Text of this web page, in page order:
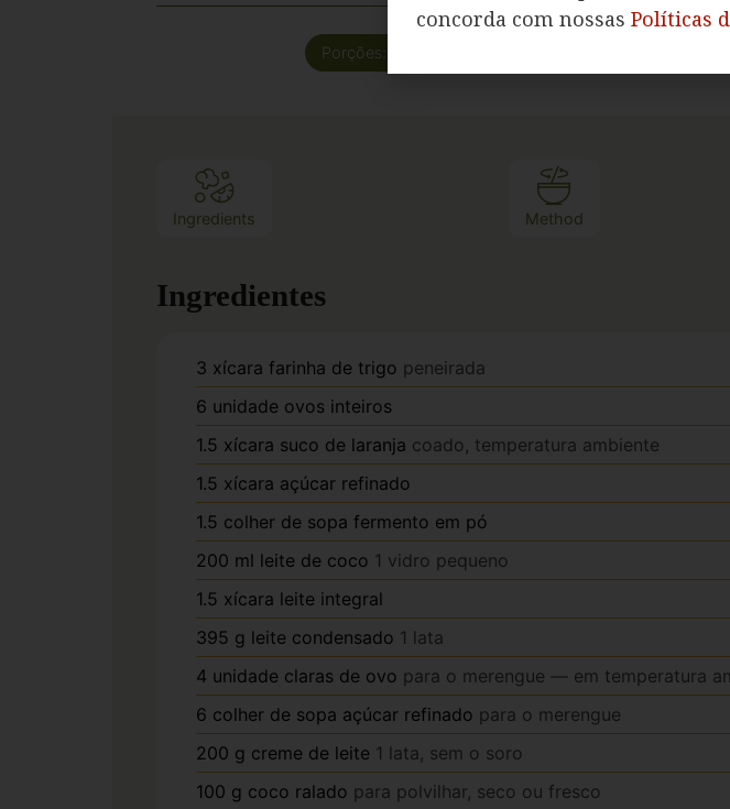
Porções:
Ingredients Method
Ingredientes
3 xícara farinha de trigo peneirada
6 unidade ovos inteiros
1.5 xícara suco de laranja coado, temperatura ambiente
1.5 xícara açúcar refinado
1.5 colher de sopa fermento em pó
200 ml leite de coco 1 vidro pequeno
1.5 xícara leite integral
395 g leite condensado 1 lata
4 unidade claras de ovo para o merengue — em temperatura
6 colher de sopa açúcar refinado para o merengue
200 g creme de leite 1 lata, sem o soro
100 g coco ralado para polvilhar, seco ou fresco
concorda com nossas Políticas